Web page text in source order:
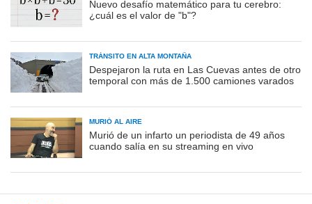
Nuevo desafío matemático para tu cerebro:
¿cuál es el valor de "b"?
TRÁNSITO EN ALTA MONTAÑA
Despejaron la ruta en Las Cuevas antes de otro
temporal con más de 1.500 camiones varados
MURIÓ AL AIRE
Murió de un infarto un periodista de 49 años
cuando salía en su streaming en vivo